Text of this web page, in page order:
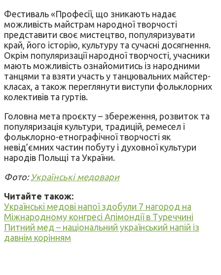
Фестиваль «Професії, що зникають надає
можливість майстрам народної творчості
представити своє мистецтво, популяризувати
край, його історію, культуру та сучасні досягнення.
Окрім популяризації народної творчості, учасники
мають можливість ознайомитись із народними
танцями та взяти участь у танцювальних майстер-
класах, а також переглянути виступи фольклорних
колективів та гуртів.
Головна мета проєкту – збереження, розвиток та
популяризація культури, традицій, ремесел і
фольклорно-етнографічної творчості як
невід’ємних частин побуту і духовної культури
народів Польщі та України.
Фото: Українські медовари
Читайте також:
Українські медові напої здобули 7 нагород на
Міжнародному конгресі Апімондії в Туреччині
Питний мед – національний український напій із
давнім корінням